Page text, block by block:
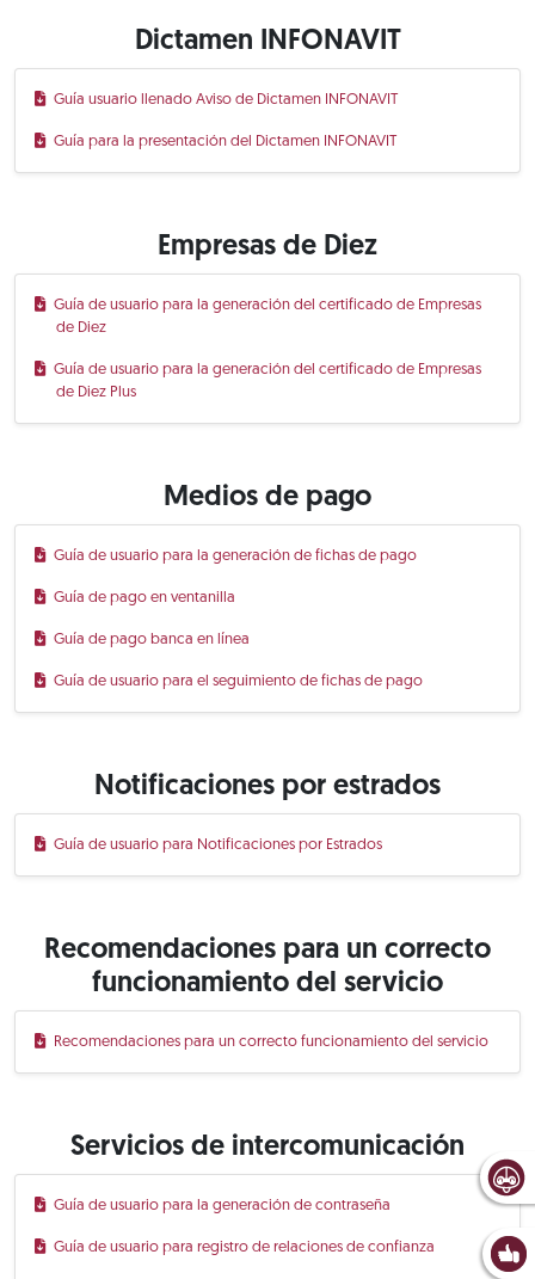
Dictamen INFONAVIT
Guía usuario llenado Aviso de Dictamen INFONAVIT
Guía para la presentación del Dictamen INFONAVIT
Empresas de Diez
Guía de usuario para la generación del certificado de Empresas
de Diez
Guía de usuario para la generación del certificado de Empresas
de Diez Plus
Medios de pago
Guía de usuario para la generación de fichas de pago
Guía de pago en ventanilla
Guía de pago banca en línea
Guía de usuario para el seguimiento de fichas de pago
Notificaciones por estrados
Guía de usuario para Notificaciones por Estrados
Recomendaciones para un correcto
funcionamiento del servicio
Recomendaciones para un correcto funcionamiento del servicio
Servicios de intercomunicación
Guía de usuario para la generación de contraseña
Guía de usuario para registro de relaciones de confianza